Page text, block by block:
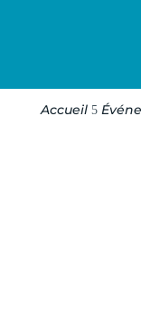
Accueil 5